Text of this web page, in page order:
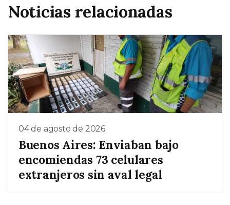
Noticias relacionadas
04 de agosto de 2026
Buenos Aires: Enviaban bajo
encomiendas 73 celulares
extranjeros sin aval legal